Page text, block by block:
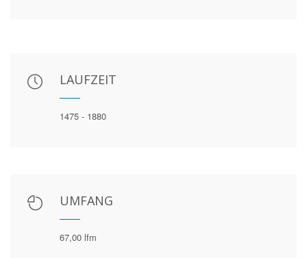
LAUFZEIT
1475 - 1880
UMFANG
67,00 lfm